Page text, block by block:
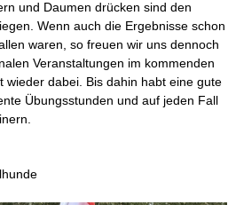
und Daumen drücken sind den
Wenn auch die Ergebnisse schon
waren, so freuen wir uns dennoch
Veranstaltungen im kommenden
wieder dabei. Bis dahin habt eine gute
Übungsstunden und auf jeden Fall